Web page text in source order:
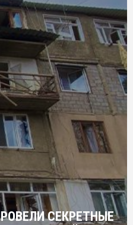
СЕКРЕТНЫЕ